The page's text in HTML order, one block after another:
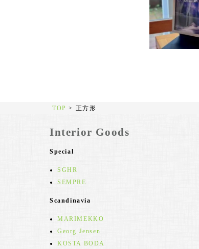
TOP > 正方形
Interior Goods
Special
SGHR
SEMPRE
Scandinavia
MARIMEKKO
Georg Jensen
KOSTA BODA